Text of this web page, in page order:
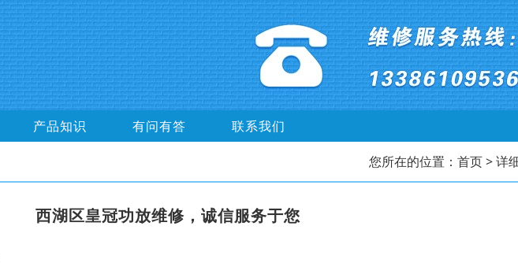
产品知识 有问有答 联系我们
您所在的位置： 首页> 详
西湖区皇冠功放维修，诚信服务于您